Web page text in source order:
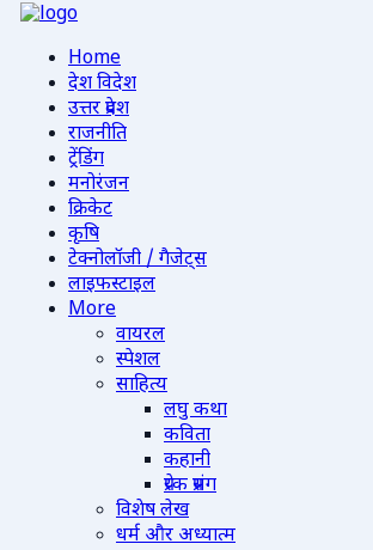
Home
देश विदेश
उत्तर प्रदेश
राजनीति
ट्रेंडिंग
मनोरंजन
क्रिकेट
कृषि
टेक्नोलॉजी / गैजेट्स
लाइफस्टाइल
More
वायरल
स्पेशल
साहित्य
लघु कथा
कविता
कहानी
प्रेरक प्रसंग
विशेष लेख
धर्म और अध्यात्म